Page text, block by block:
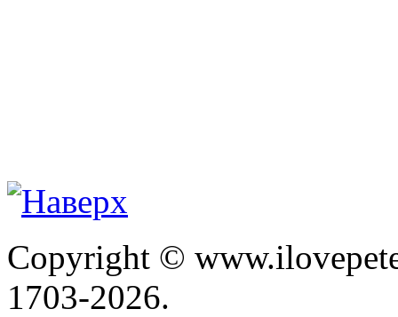
Copyright ©
1703-2026.